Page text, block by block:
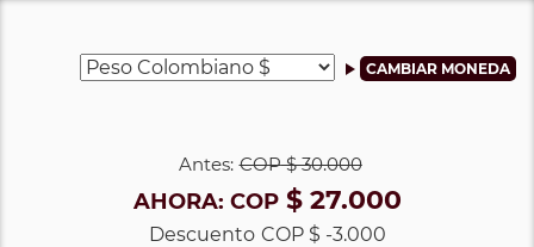
Antes: COP$ 30.000
AHORA: COP$ 27.000
Descuento COP $ -3.000